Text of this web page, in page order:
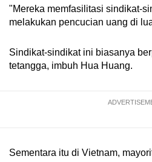
"Mereka memfasilitasi sindikat-
melakukan pencucian uang di
Sindikat-sindikat ini biasanya
tetangga, imbuh Hua Huang.
Sementara itu di Vietnam,